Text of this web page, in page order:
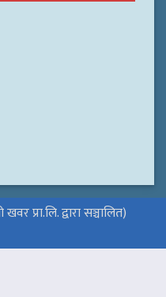
प्रा.लि. द्वारा सञ्चालित)